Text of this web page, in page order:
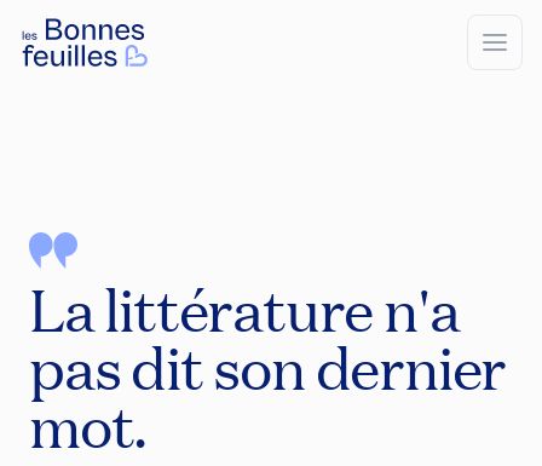
Les Bonnes Feuilles
La littérature n'a
pas dit son dernier
mot.